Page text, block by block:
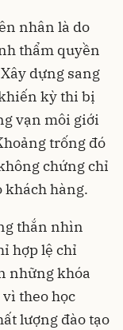
nhân là do
thẩm quyền
dựng sang
kỳ thi bị
vạn môi giới
trống đó
chứng chỉ
khách hàng.
thắn nhìn
hợp lệ chỉ
những khóa
theo học
lượng đào tạo